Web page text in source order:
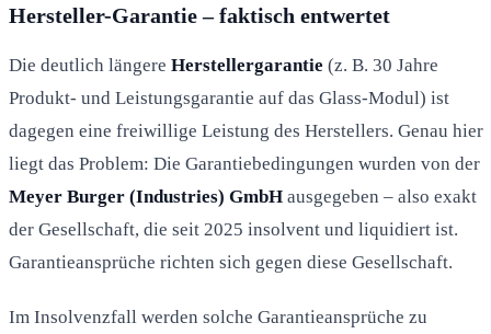
Hersteller-Garantie – faktisch entwertet
Die deutlich längere Hersteller­garantie (z. B. 30 Jahre
Produkt- und Leistungsgarantie auf das Glass-Modul) ist
dagegen eine freiwillige Leistung des Herstellers. Genau hier
liegt das Problem: Die Garantiebedingungen wurden von der
Meyer Burger (Industries) GmbH ausgegeben – also exakt
der Gesellschaft, die seit 2025 insolvent und liquidiert ist.
Garantieansprüche richten sich gegen diese Gesellschaft.
Im Insolvenzfall werden solche Garantieansprüche zu